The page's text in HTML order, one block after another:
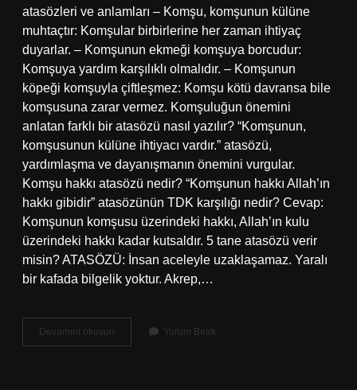
atasözleri ve anlamları – Komşu, komşunun külüne
muhtaçtır: Komşular birbirlerine her zaman ihtiyaç
duyarlar. – Komşunun ekmeği komşuya borcudur:
Komşuya yardım karşılıklı olmalıdır. – Komşunun
köpeği komşuyla çiftleşmez: Komşu kötü davransa bile
komşusuna zarar vermez. Komşuluğun önemini
anlatan farklı bir atasözü nasıl yazılır? “Komşunun,
komşusunun külüne ihtiyacı vardır.” atasözü,
yardımlaşma ve dayanışmanın önemini vurgular.
Komşu hakkı atasözü nedir? “Komşunun hakkı Allah’ın
hakkı gibidir” atasözünün TDK karşılığı nedir? Cevap:
Komşunun komşusu üzerindeki hakkı, Allah’ın kulu
üzerindeki hakkı kadar kutsaldır. 5 tane atasözü verir
misin? ATASÖZÜ: İnsan aceleyle uzaklaşamaz. Yaralı
bir kafada bilgelik yoktur. Akrep,…
Devamını okuyun Komşuluğun
Önemini
Yorum Bırak